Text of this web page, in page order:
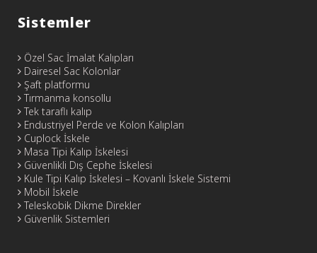
Sistemler
Özel Sac İmalat Kalıpları
Dairesel Sac Kolonlar
Şaft platformu
Tırmanma konsollu
Tek taraflı kalıp
Endustriyel Perde ve Kolon Kalıpları
Cuplock İskele
Masa Tipi Kalıp İskelesi
Güvenlikli Dış Cephe İskelesi
Kule Tipi Kalıp İskelesi – Kovanlı İskele Sistemi
Mobil İskele
Teleskobik Dikme Direkler
Güvenlik Sistemleri